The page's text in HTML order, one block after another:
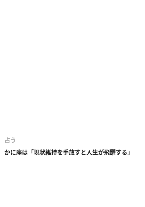
占う
かに座は「現状維持を手放すと人生が飛躍する」